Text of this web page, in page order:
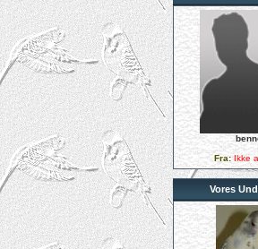
Fra: Ikke
Vores